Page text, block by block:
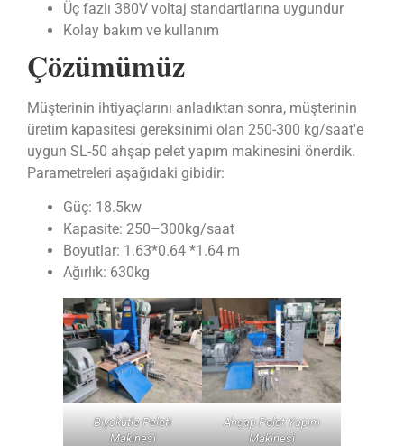
Üç fazlı 380V voltaj standartlarına uygundur
Kolay bakım ve kullanım
Çözümümüz
Müşterinin ihtiyaçlarını anladıktan sonra, müşterinin
üretim kapasitesi gereksinimi olan 250-300 kg/saat'e
uygun SL-50 ahşap pelet yapım makinesini önerdik.
Parametreleri aşağıdaki gibidir:
Güç: 18.5kw
Kapasite: 250–300kg/saat
Boyutlar: 1.63*0.64 *1.64 m
Ağırlık: 630kg
Biyokütle Peleti
Makinesi
Ahşap Pelet Yapım
Makinesi